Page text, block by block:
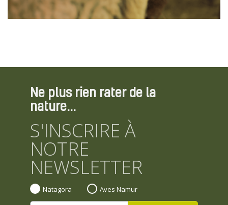
Ne plus rien rater de la
nature...
S'INSCRIRE À
NOTRE
NEWSLETTER
Natagora Aves Namur